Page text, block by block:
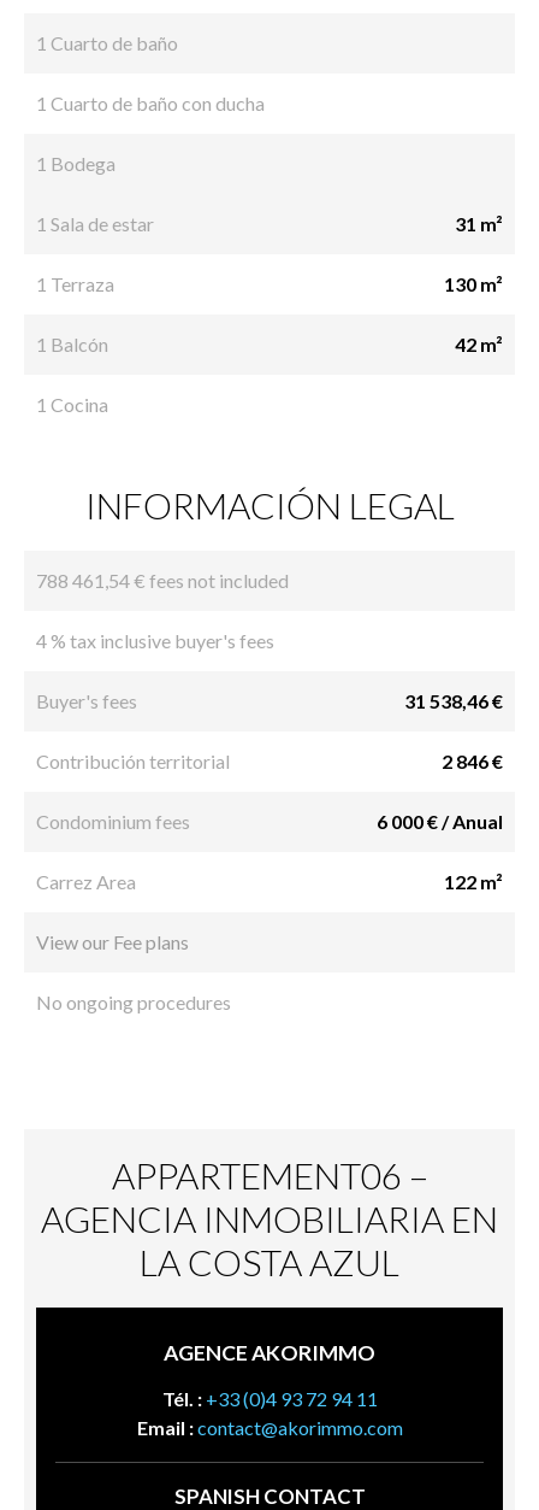
1 Cuarto de baño
1 Cuarto de baño con ducha
1 Bodega
1 Sala de estar 31 m²
1 Terraza 130 m²
1 Balcón 42 m²
1 Cocina
INFORMACIÓN LEGAL
788 461,54 € fees not included
4 % tax inclusive buyer's fees
Buyer's fees 31 538,46 €
Contribución territorial 2 846 €
Condominium fees 6 000 € / Anual
Carrez Area 122 m²
View our Fee plans
No ongoing procedures
APPARTEMENT06 –
AGENCIA INMOBILIARIA EN
LA COSTA AZUL
AGENCE AKORIMMO
Tél. : +33 (0)4 93 72 94 11
Email :contact@akorimmo.com
SPANISH CONTACT